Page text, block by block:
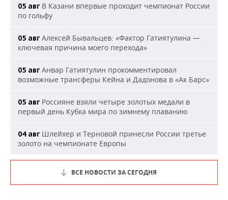
05 авг В Казани впервые проходит чемпионат России
по гольфу
05 авг Алексей Бывальцев: «Фактор Гатиятулина —
ключевая причина моего перехода»
05 авг Анвар Гатиятулин прокомментировал
возможные трансферы Кейна и Дадонова в «Ак Барс»
05 авг Россияне взяли четыре золотых медали в
первый день Кубка мира по зимнему плаванию
04 авг Шлейхер и Терновой принесли России третье
золото на чемпионате Европы
ВСЕ НОВОСТИ ЗА СЕГОДНЯ